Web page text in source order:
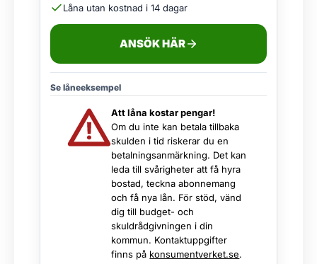
Låna utan kostnad i 14 dagar
ANSÖK HÄR
Se låneeksempel
Att låna kostar pengar!
Om du inte kan betala tillbaka
skulden i tid riskerar du en
betalningsanmärkning. Det kan
leda till svårigheter att få hyra
bostad, teckna abonnemang
och få nya lån. För stöd, vänd
dig till budget- och
skuldrådgivningen i din
kommun. Kontaktuppgifter
finns på konsumentverket.se.